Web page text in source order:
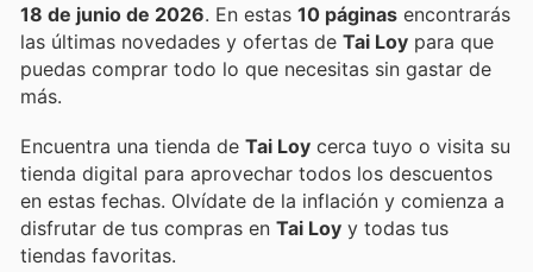
18 de junio de 2026 . En estas 10 páginas encontrarás
las últimas novedades y ofertas de Tai Loy para que
puedas comprar todo lo que necesitas sin gastar de
más.
Encuentra una tienda de Tai Loy cerca tuyo o visita su
tienda digital para aprovechar todos los descuentos
en estas fechas. Olvídate de la inflación y comienza a
disfrutar de tus compras en Tai Loy y todas tus
tiendas favoritas.